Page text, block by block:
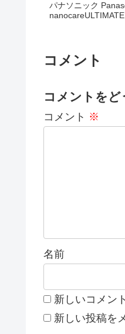
パナソニック
nanocareULTIMATE
コメント
コメントをど
コメント ※
名前
新しいコメン
新しい投稿を